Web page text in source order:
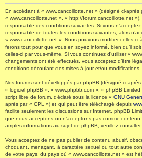
En accédant à « www.cancoillotte.net » (désigné ci-après
« www.cancoillotte.net », « http://forum.cancoillotte.net
responsable des conditions suivantes. Si vous
responsable de toutes les conditions suivantes, alors
« www.cancoillotte.net ». Nous pouvons modifier celles-ci
ferons tout pour que vous en soyez informé, bien qu’il
celles-ci par vous-même. Si vous continuez d’utiliser «
changements ont été effectués, vous acceptez d’être
conditions découlant des mises à jour et/ou modifications.
Nos forums sont développés par phpBB (désigné ci-
« logiciel phpBB », « www.phpbb.com », « phpBB
script libre de forum, déclaré sous la licence « GNU
après par « GPL ») et qui peut être téléchargé depuis
facilite seulement les discussions sur Internet. phpBB
que nous acceptons ou n’acceptons pas comme
amples informations au sujet de phpBB, veuillez consulter
Vous acceptez de ne pas publier de contenu abusif,
choquant, menaçant, à caractère sexuel ou tout autre
de votre pays, du pays où « www.cancoillotte.net » est